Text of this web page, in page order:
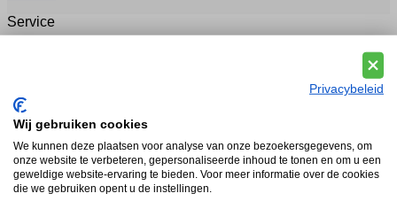
Service
Wettelijk
Privacy & cookies
Wettelijke kennisgeving
Privacybeleid
Wij gebruiken cookies
We kunnen deze plaatsen voor analyse van onze bezoekersgegevens, om
onze website te verbeteren, gepersonaliseerde inhoud te tonen en om u een
geweldige website-ervaring te bieden. Voor meer informatie over de cookies
die we gebruiken opent u de instellingen.